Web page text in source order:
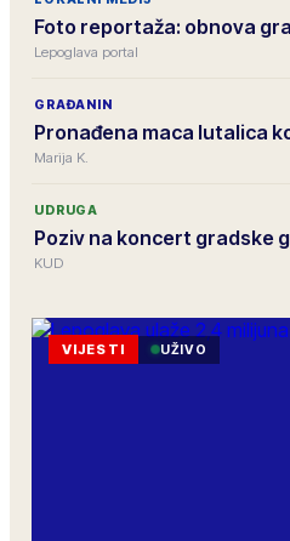
Foto reportaža: obnova
Lepoglava portal
GRAĐANIN
Pronađena maca lutalica
Marija K.
UDRUGA
Poziv na koncert gradske
KUD
VIJESTI UŽIVO